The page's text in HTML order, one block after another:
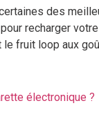
des
recharger
fruit loop aux
électronique ?